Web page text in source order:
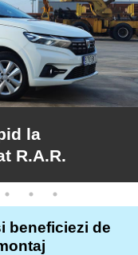
la
R.A.R.
beneficiezi de